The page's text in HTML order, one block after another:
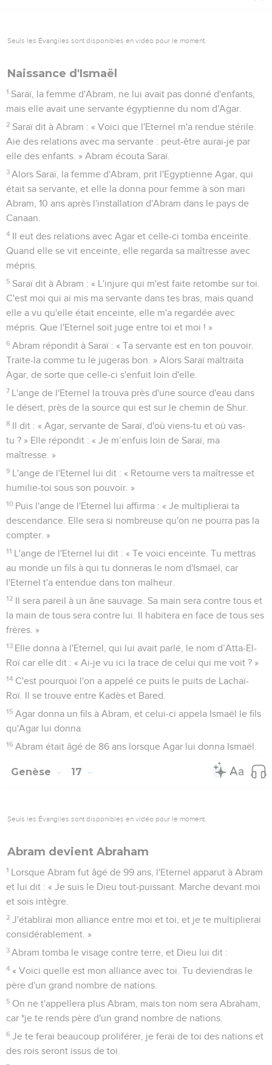
Seuls les Évangiles sont disponibles en vidéo pour le moment.
Naissance d'Ismaël
1 Saraï, la femme d'Abram, ne lui avait pas donné d'enfants,
mais elle avait une servante égyptienne du nom d'Agar.
2 Saraï dit à Abram : « Voici que l'Eternel m'a rendue stérile.
Aie des relations avec ma servante : peut-être aurai-je par
elle des enfants. » Abram écouta Saraï.
3 Alors Saraï, la femme d'Abram, prit l'Egyptienne Agar, qui
était sa servante, et elle la donna pour femme à son mari
Abram, 10 ans après l'installation d'Abram dans le pays de
Canaan.
4 Il eut des relations avec Agar et celle-ci tomba enceinte.
Quand elle se vit enceinte, elle regarda sa maîtresse avec
mépris.
5 Saraï dit à Abram : « L'injure qui m'est faite retombe sur toi.
C'est moi qui ai mis ma servante dans tes bras, mais quand
elle a vu qu'elle était enceinte, elle m'a regardée avec
mépris. Que l'Eternel soit juge entre toi et moi ! »
6 Abram répondit à Saraï : « Ta servante est en ton pouvoir.
Traite-la comme tu le jugeras bon. » Alors Saraï maltraita
Agar, de sorte que celle-ci s'enfuit loin d'elle.
7 L'ange de l'Eternel la trouva près d'une source d'eau dans
le désert, près de la source qui est sur le chemin de Shur.
8 Il dit : « Agar, servante de Saraï, d'où viens-tu et où vas-
tu ? » Elle répondit : « Je m’enfuis loin de Saraï, ma
maîtresse. »
9 L'ange de l'Eternel lui dit : « Retourne vers ta maîtresse et
humilie-toi sous son pouvoir. »
10 Puis l'ange de l'Eternel lui affirma : « Je multiplierai ta
descendance. Elle sera si nombreuse qu'on ne pourra pas la
compter. »
11 L'ange de l'Eternel lui dit : « Te voici enceinte. Tu mettras
au monde un fils à qui tu donneras le nom d'Ismaël, car
l'Eternel t'a entendue dans ton malheur.
12 Il sera pareil à un âne sauvage. Sa main sera contre tous et
la main de tous sera contre lui. Il habitera en face de tous ses
frères. »
13 Elle donna à l'Eternel, qui lui avait parlé, le nom d’Atta-El-
Roï car elle dit : « Ai-je vu ici la trace de celui qui me voit ? »
14 C'est pourquoi l'on a appelé ce puits le puits de Lachaï-
Roï. Il se trouve entre Kadès et Bared.
15 Agar donna un fils à Abram, et celui-ci appela Ismaël le fils
qu'Agar lui donna.
16 Abram était âgé de 86 ans lorsque Agar lui donna Ismaël.
Genèse 17
Seuls les Évangiles sont disponibles en vidéo pour le moment.
Abram devient Abraham
1 Lorsque Abram fut âgé de 99 ans, l'Eternel apparut à Abram
et lui dit : « Je suis le Dieu tout-puissant. Marche devant moi
et sois intègre.
2 J'établirai mon alliance entre moi et toi, et je te multiplierai
considérablement. »
3 Abram tomba le visage contre terre, et Dieu lui dit :
4 « Voici quelle est mon alliance avec toi. Tu deviendras le
père d'un grand nombre de nations.
5 On ne t'appellera plus Abram, mais ton nom sera Abraham,
car *je te rends père d'un grand nombre de nations.
6 Je te ferai beaucoup proliférer, je ferai de toi des nations et
des rois seront issus de toi.